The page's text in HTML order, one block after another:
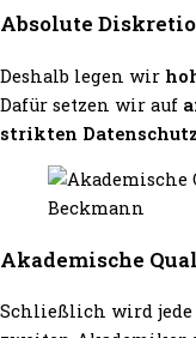
Absolute
Deshalb legen wir
Dafür setzen wir auf
strikten Datenschutz
Akademische
Schließlich wird